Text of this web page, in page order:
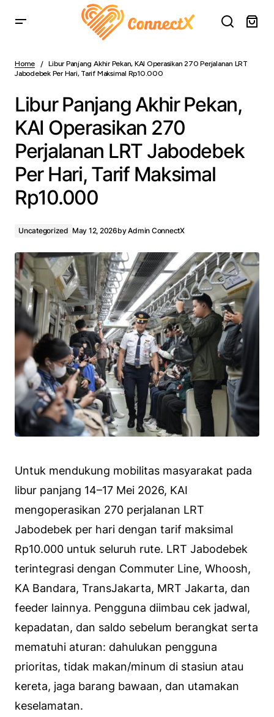
Perjalanan LRT Jabodebek Per Hari, Tarif Maksimal
Rp10.000
Home
Libur Panjang Akhir Pekan, KAI Operasikan 270 Perjalanan LRT
Jabodebek Per Hari, Tarif Maksimal Rp10.000
Libur Panjang Akhir Pekan,
KAI Operasikan 270
Perjalanan LRT Jabodebek
Per Hari, Tarif Maksimal
Rp10.000
Uncategorized May 12, 2026byAdmin ConnectX
Untuk mendukung mobilitas masyarakat pada
libur panjang 14–17 Mei 2026, KAI
mengoperasikan 270 perjalanan LRT
Jabodebek per hari dengan tarif maksimal
Rp10.000 untuk seluruh rute. LRT Jabodebek
terintegrasi dengan Commuter Line, Whoosh,
KA Bandara, TransJakarta, MRT Jakarta, dan
feeder lainnya. Pengguna diimbau cek jadwal,
kepadatan, dan saldo sebelum berangkat serta
mematuhi aturan: dahulukan pengguna
prioritas, tidak makan/minum di stasiun atau
kereta, jaga barang bawaan, dan utamakan
keselamatan.